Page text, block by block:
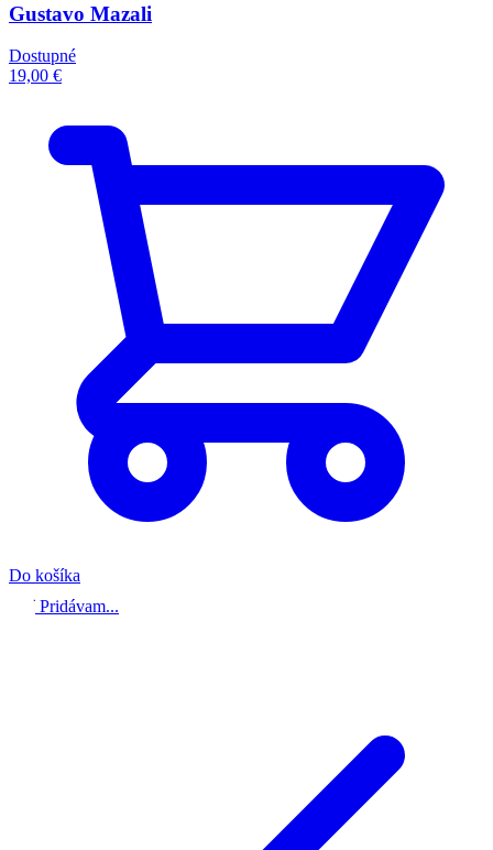
Gustavo Mazali
Dostupné
19,00 €
Do košíka
Pridávam...